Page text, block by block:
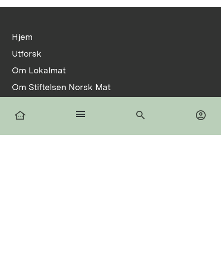
other_houses menu search account_circle
Hjem
Utforsk
Om Lokalmat
Om Stiftelsen Norsk Mat
Informasjonskapsler
facebook